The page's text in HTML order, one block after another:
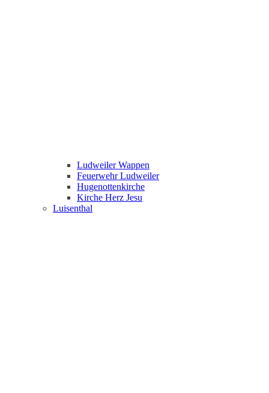
Ludweiler Wappen
Feuerwehr Ludweiler
Hugenottenkirche
Kirche Herz Jesu
Luisenthal